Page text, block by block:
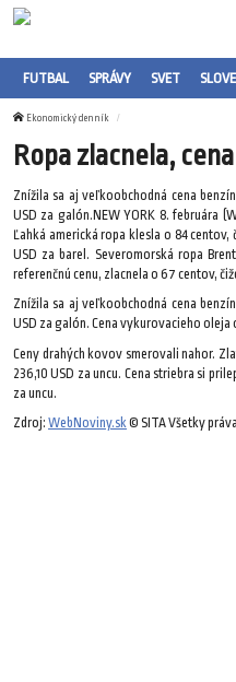
FUTBAL SPRÁVY SVET
Ekonomický denník
Ropa zlacnela,
Znížila sa aj veľkoobchodná cena
USD za galón.NEW YORK 8. februára
Ľahká americká ropa klesla o 84 centov,
USD za barel. Severomorská ropa
referenčnú cenu, zlacnela o 67 centov,
Znížila sa aj veľkoobchodná cena
USD za galón. Cena vykurovacieho oleja
Ceny drahých kovov smerovali nahor.
236,10 USD za uncu. Cena striebra si
za uncu.
Zdroj: WebNoviny.sk© SITA Všetky